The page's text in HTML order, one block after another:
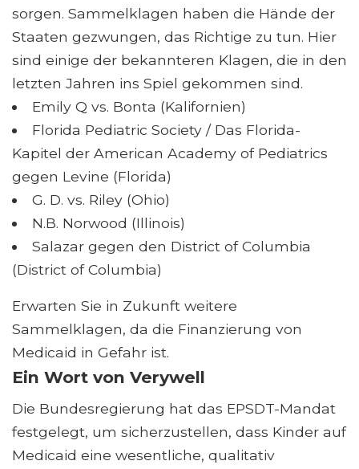
sorgen. Sammelklagen haben die Hände der
Staaten gezwungen, das Richtige zu tun. Hier
sind einige der bekannteren Klagen, die in den
letzten Jahren ins Spiel gekommen sind.
Emily Q vs. Bonta (Kalifornien)
Florida Pediatric Society / Das Florida-
Kapitel der American Academy of Pediatrics
gegen Levine (Florida)
G. D. vs. Riley (Ohio)
N.B. Norwood (Illinois)
Salazar gegen den District of Columbia
(District of Columbia)
Erwarten Sie in Zukunft weitere
Sammelklagen, da die Finanzierung von
Medicaid in Gefahr ist.
Ein Wort von Verywell
Die Bundesregierung hat das EPSDT-Mandat
festgelegt, um sicherzustellen, dass Kinder auf
Medicaid eine wesentliche, qualitativ